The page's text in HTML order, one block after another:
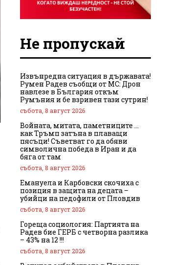
Не пропускай
Извънредна ситуация в държавата!
Румен Радев съобщи от МС: Дрон
навлезе в България откъм
Румъния и бе взривен тази сутрин!
събота, 8 август 2026
Войната, митата, паметниците …
как Тръмп затъна в плаващи
пясъци! Съветват го да обяви
символична победа в Иран и да
бяга от там
събота, 8 август 2026
Емануела и Карбовски скочиха с
позиция в защита на децата –
убийци на педофили от Пловдив
събота, 8 август 2026
Гореща социология: Партията на
Радев бие ГЕРБ с четворна разлика
– 43% на 12 !!!
събота, 8 август 2026